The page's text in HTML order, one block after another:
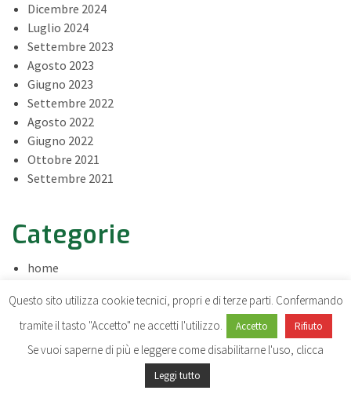
Dicembre 2024
Luglio 2024
Settembre 2023
Agosto 2023
Giugno 2023
Settembre 2022
Agosto 2022
Giugno 2022
Ottobre 2021
Settembre 2021
Categorie
home
© 2026 MASTER IN DIVULGAZIONE SCIENTIFICA
Questo sito utilizza cookie tecnici, propri e di terze parti. Confermando
tramite il tasto "Accetto" ne accetti l'utilizzo.
Accetto Rifiuto
Se vuoi saperne di più e leggere come disabilitarne l'uso, clicca
Leggi tutto